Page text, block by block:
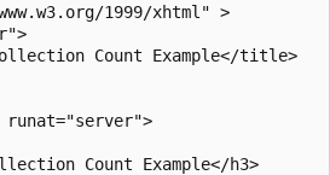
1999/xhtml" >
Count Example</title>
runat="server">
Count Example</h3>